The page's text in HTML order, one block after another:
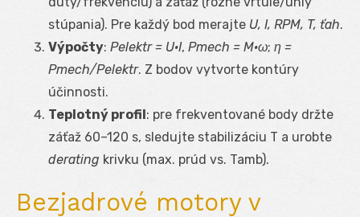
stúpania). Pre každý bod merajte U, I, RPM, T, ťah.
Výpočty: Pelektr= U·I, Pmech = M·ω; η =
Pmech/Pelektr. Z bodov vytvorte kontúry
účinnosti.
Teplotný profil: pre frekventované body držte
záťaž 60–120 s, sledujte stabilizáciu T a urobte
derating krivku (max. prúd vs. Tamb).
Bezjadrové motory v